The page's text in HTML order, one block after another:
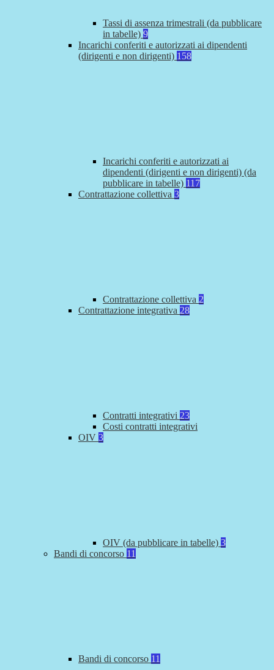
Tassi di assenza trimestrali (da pubblicare
in tabelle) 9
Incarichi conferiti e autorizzati ai dipendenti
(dirigenti e non dirigenti) 158
Incarichi conferiti e autorizzati ai
dipendenti (dirigenti e non dirigenti) (da
pubblicare in tabelle) 117
Contrattazione collettiva 3
Contrattazione collettiva 2
Contrattazione integrativa 28
Contratti integrativi 23
Costi contratti integrativi
OIV 3
OIV (da pubblicare in tabelle) 3
Bandi di concorso 11
Bandi di concorso 11